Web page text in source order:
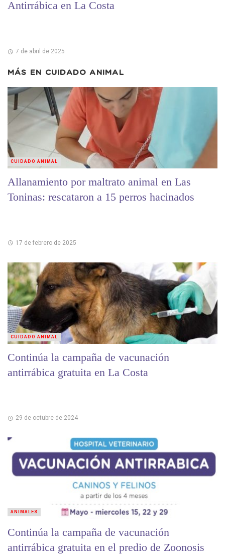
Antirrábica en La Costa
7 de abril de 2025
MÁS EN CUIDADO ANIMAL
Allanamiento por maltrato animal en Las
Toninas: rescataron a 15 perros hacinados
17 de febrero de 2025
CUIDADO ANIMAL
Continúa la campaña de vacunación
antirrábica gratuita en La Costa
29 de octubre de 2024
CUIDADO ANIMAL
Continúa la campaña de vacunación
antirrábica gratuita en el predio de Zoonosis
ANIMALES